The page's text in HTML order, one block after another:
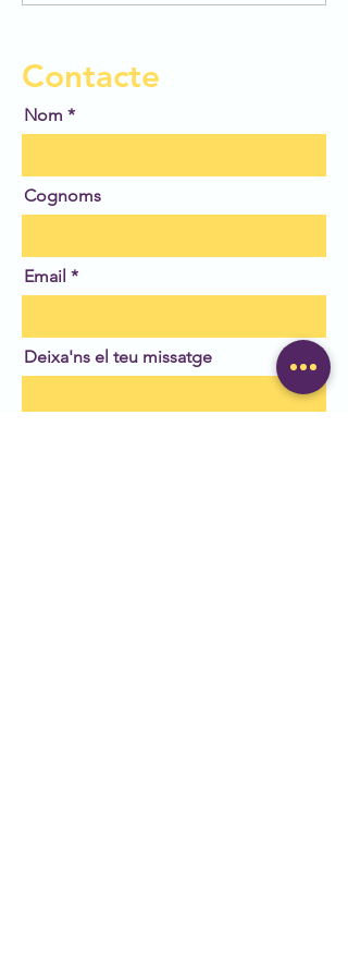
Contacte
Nom
Cognoms
Email
Deixa'ns el teu missatge